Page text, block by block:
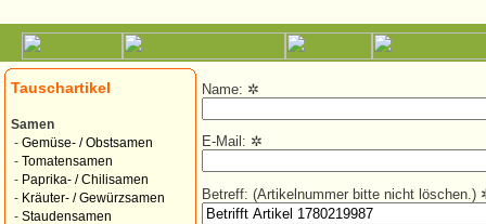
Tauschartikel
Samen
- Gemüse- / Obstsamen
- Tomatensamen
- Paprika- / Chilisamen
- Kräuter- / Gewürzsamen
- Staudensamen
Name: ✲
E-Mail: ✲
Betreff: (Artikelnummer bitte nicht löschen.)